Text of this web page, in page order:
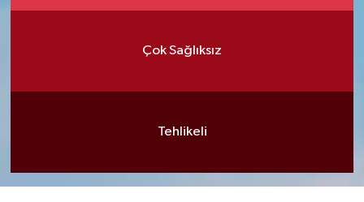
Çok Sağlıksız
Tehlikeli